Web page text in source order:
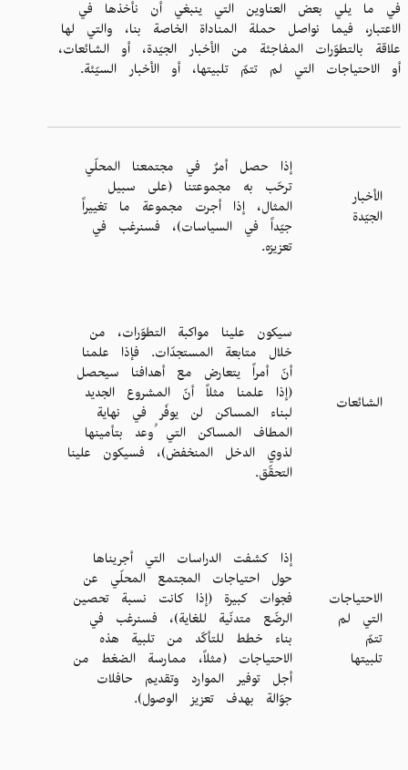
في ما يلي بعض العناوين التي ينبغي أن نأخذها في
الاعتبار، فيما نواصل حملة المناداة الخاصة بنا، والتي لها
علاقة بالتطوّرات المفاجئة من الأخبار الجيّدة، أو الشائعات،
أو الاحتياجات التي لم تتمّ تلبيتها، أو الأخبار السيّئة.
الأخبار
الجيّدة
إذا حصل أمرٌ في مجتمعنا المحلّي
ترحّب به مجموعتنا (على سبيل
المثال، إذا أجرت مجموعة ما تغييراً
جيّداً في السياسات)، فسنرغب في
تعزيزه.
الشائعات
سيكون علينا مواكبة التطوّرات، من
خلال متابعة المستجدّات. فإذا علمنا
أنّ أمراً يتعارض مع أهدافنا سيحصل
(إذا علمنا مثلاً أنّ المشروع الجديد
لبناء المساكن لن يوفّر في نهاية
المطاف المساكن التي ُوعد بتأمينها
لذوي الدخل المنخفض)، فسيكون علينا
التحقّق.
الاحتياجات
التي لم
تتمّ
تلبيتها
إذا كشفت الدراسات التي أجريناها
حول احتياجات المجتمع المحلّي عن
فجوات كبيرة (إذا كانت نسبة تحصين
الرضّع متدنّية للغاية)، فسنرغب في
بناء خطط للتأكّد من تلبية هذه
الاحتياجات (مثلاً، ممارسة الضغط من
أجل توفير الموارد وتقديم حافلات
جوّالة بهدف تعزيز الوصول).